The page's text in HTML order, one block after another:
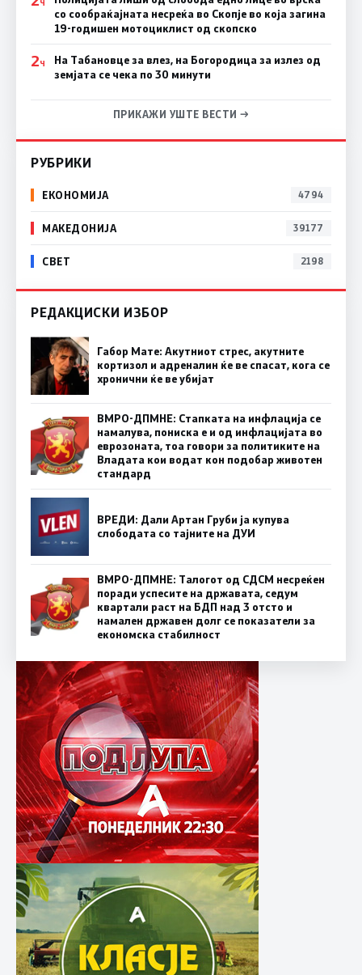
со сообраќајната несреќа во Скопје во која загина
19-годишен мотоциклист од скопско
2Ч
На Табановце за влез, на Богородица за излез од
земјата се чека по 30 минути
ПРИКАЖИ УШТЕ ВЕСТИ →
РУБРИКИ
ЕКОНОМИЈА 4794
МАКЕДОНИЈА 39177
СВЕТ 2198
РЕДАКЦИСКИ ИЗБОР
Габор Мате: Акутниот стрес, акутните
кортизол и адреналин ќе ве спасат, кога се
хронични ќе ве убијат
ВМРО-ДПМНЕ: Стапката на инфлација се
намалува, пониска е и од инфлацијата во
еврозоната, тоа говори за политиките на
Владата кои водат кон подобар животен
стандард
ВРЕДИ: Дали Артан Груби ја купува
слободата со тајните на ДУИ
ВМРО-ДПМНЕ: Талогот од СДСМ несреќен
поради успесите на државата, седум
квартали раст на БДП над 3 отсто и
намален државен долг се показатели за
економска стабилност